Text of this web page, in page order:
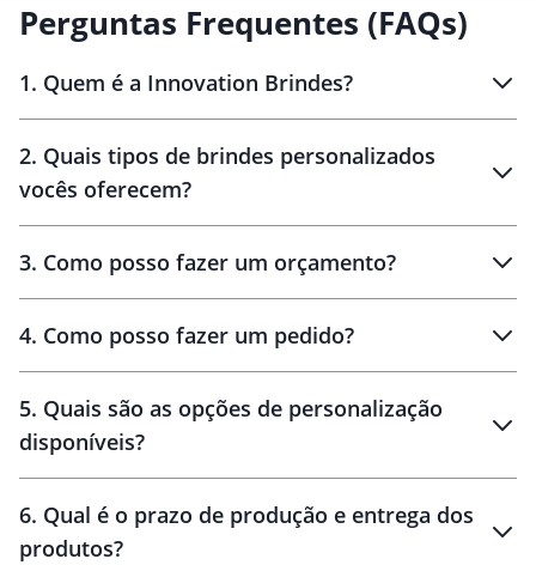
Perguntas Frequentes (FAQs)
1. Quem é a Innovation Brindes?
Brindes personalizados
2. Quais tipos de brindes personalizados
vocês oferecem?
personalizados
3. Como posso fazer um orçamento?
brinde
personalização
4. Como posso fazer um pedido?
amostra virtual
5. Quais são as opções de personalização
disponíveis?
6. Qual é o prazo de produção e entrega dos
produtos?